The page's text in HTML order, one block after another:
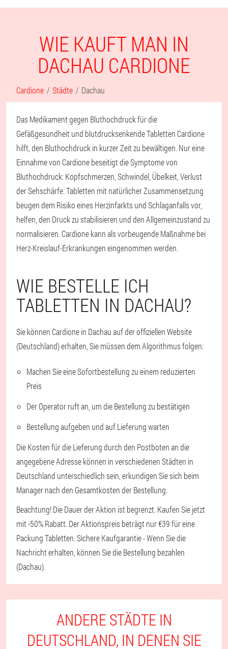
WIE KAUFT MAN IN
DACHAU CARDIONE
Cardione Städte Dachau
Das Medikament gegen Bluthochdruck für die
Gefäßgesundheit und blutdrucksenkende Tabletten Cardione
hilft, den Bluthochdruck in kurzer Zeit zu bewältigen. Nur eine
Einnahme von Cardione beseitigt die Symptome von
Bluthochdruck: Kopfschmerzen, Schwindel, Übelkeit, Verlust
der Sehschärfe. Tabletten mit natürlicher Zusammensetzung
beugen dem Risiko eines Herzinfarkts und Schlaganfalls vor,
helfen, den Druck zu stabilisieren und den Allgemeinzustand zu
normalisieren. Cardione kann als vorbeugende Maßnahme bei
Herz-Kreislauf-Erkrankungen eingenommen werden.
WIE BESTELLE ICH
TABLETTEN IN DACHAU?
Sie können Cardione in Dachau auf der offiziellen Website
(Deutschland) erhalten, Sie müssen dem Algorithmus folgen:
Machen Sie eine Sofortbestellung zu einem reduzierten
Preis
Der Operator ruft an, um die Bestellung zu bestätigen
Bestellung aufgeben und auf Lieferung warten
Die Kosten für die Lieferung durch den Postboten an die
angegebene Adresse können in verschiedenen Städten in
Deutschland unterschiedlich sein, erkundigen Sie sich beim
Manager nach den Gesamtkosten der Bestellung.
Beachtung! Die Dauer der Aktion ist begrenzt. Kaufen Sie jetzt
mit -50% Rabatt. Der Aktionspreis beträgt nur €39 für eine
Packung Tabletten. Sichere Kaufgarantie - Wenn Sie die
Nachricht erhalten, können Sie die Bestellung bezahlen
(Dachau).
ANDERE STÄDTE IN
DEUTSCHLAND, IN DENEN SIE